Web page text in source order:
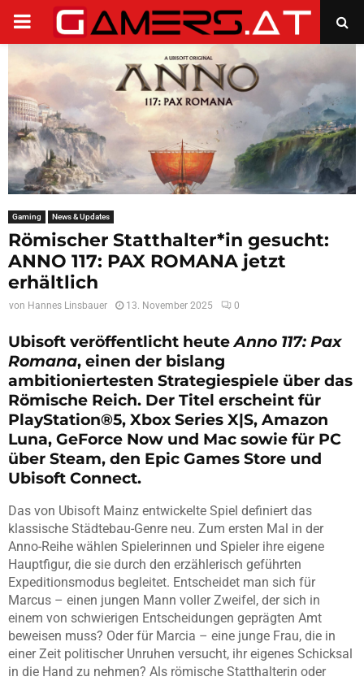
PRIMARY
MENU
Gaming News & Updates
Römischer Statthalter*in gesucht:
ANNO 117: PAX ROMANA jetzt
erhältlich
von Hannes Linsbauer 13. November 2025 0
Ubisoft veröffentlicht heuteAnno 117: Pax
Romana, einen der bislang
ambitioniertesten Strategiespiele über das
Römische Reich. Der Titel erscheint für
PlayStation®5, Xbox Series X|S, Amazon
Luna, GeForce Now und Mac sowie für PC
über Steam, den Epic Games Store und
Ubisoft Connect.
Das von Ubisoft Mainz entwickelte Spiel definiert das
klassische Städtebau-Genre neu. Zum ersten Mal in der
Anno-Reihe wählen Spielerinnen und Spieler ihre eigene
Hauptfigur, die sie durch den erzählerisch geführten
Expeditionsmodus begleitet. Entscheidet man sich für
Marcus – einen jungen Mann voller Zweifel, der sich in
einem von schwierigen Entscheidungen geprägten Amt
beweisen muss? Oder für Marcia – eine junge Frau, die in
einer Zeit politischer Unruhen versucht, ihr eigenes Schicksal
in die Hand zu nehmen? Als römische Statthalterin oder